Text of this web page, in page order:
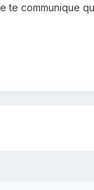
te communique